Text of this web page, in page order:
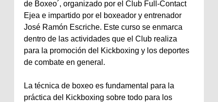
de Boxeo´, organizado por el Club Full-Contact
Ejea e impartido por el boxeador y entrenador
José Ramón Escriche. Este curso se enmarca
dentro de las actividades que el Club realiza
para la promoción del Kickboxing y los deportes
de combate en general.
La técnica de boxeo es fundamental para la
práctica del Kickboxing sobre todo para los